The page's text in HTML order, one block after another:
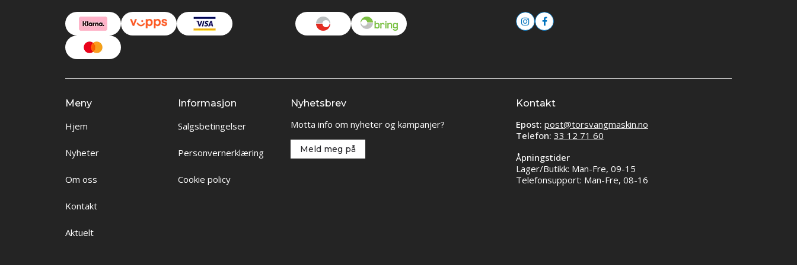
Meny
Hjem
Nyheter
Om oss
Kontakt
Aktuelt
Informasjon
Salgsbetingelser
Personvernerklæring
Cookie policy
Nyhetsbrev
Motta info om nyheter og kampanjer?
Meld meg på
Kontakt
Epost: post@torsvangmaskin.no
Telefon: 33 12 71 60
Åpningstider
Lager/Butikk: Man-Fre, 09-15
Telefonsupport: Man-Fre, 08-16